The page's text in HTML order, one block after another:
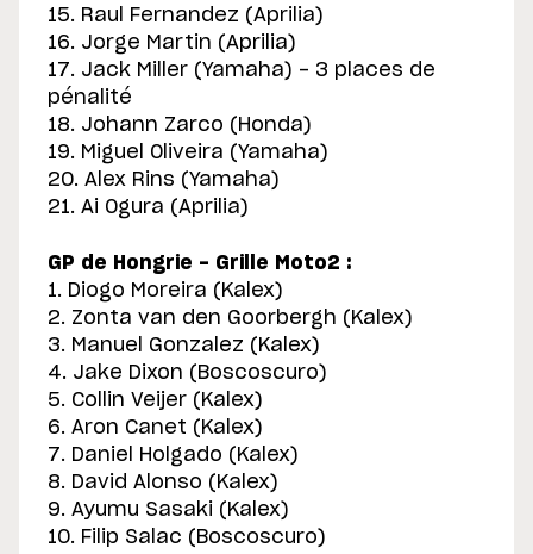
15. Raul Fernandez (Aprilia)
16. Jorge Martin (Aprilia)
17. Jack Miller (Yamaha) - 3 places de
pénalité
18. Johann Zarco (Honda)
19. Miguel Oliveira (Yamaha)
20. Alex Rins (Yamaha)
21. Ai Ogura (Aprilia)
GP de Hongrie - Grille Moto2 :
1. Diogo Moreira (Kalex)
2. Zonta van den Goorbergh (Kalex)
3. Manuel Gonzalez (Kalex)
4. Jake Dixon (Boscoscuro)
5. Collin Veijer (Kalex)
6. Aron Canet (Kalex)
7. Daniel Holgado (Kalex)
8. David Alonso (Kalex)
9. Ayumu Sasaki (Kalex)
10. Filip Salac (Boscoscuro)